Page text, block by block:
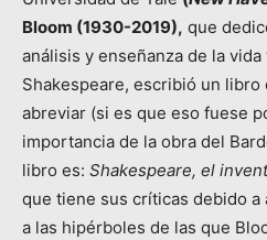
Bloom (1930-2019), que
análisis y enseñanza de la
Shakespeare, escribió un
abreviar (si es que eso fuese
importancia de la obra del
libro es: Shakespeare, el
que tiene sus críticas debido
a las hipérboles de las que